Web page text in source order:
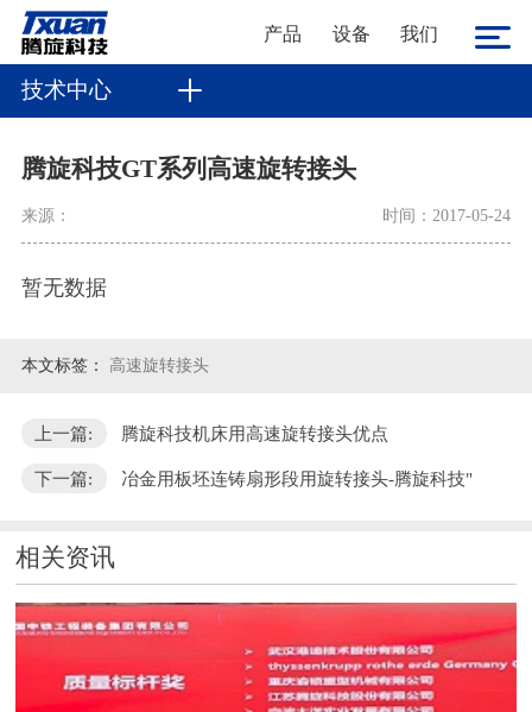
产品 设备 我们
技术中心
腾旋科技GT系列高速旋转接头
来源： 时间：2017-05-24
暂无数据
本文标签： 高速旋转接头
上一篇: 腾旋科技机床用高速旋转接头优点
下一篇: 冶金用板坯连铸扇形段用旋转接头-腾旋科技"
相关资讯